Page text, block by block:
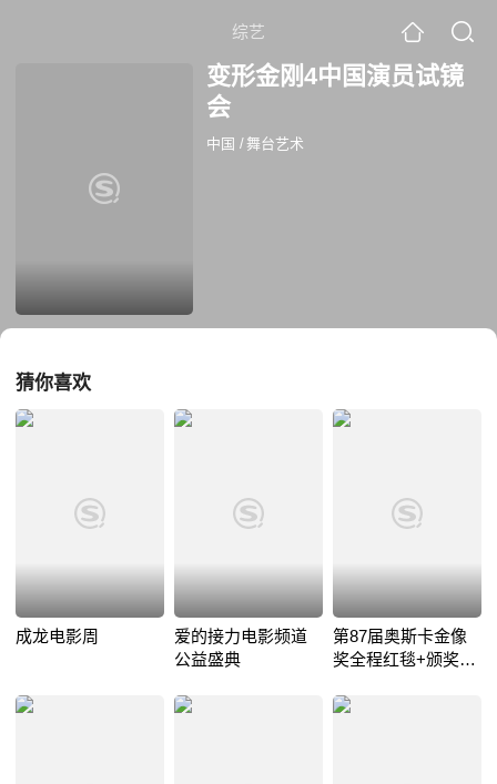
综艺
变形金刚4中国演员试镜
会
中国 / 舞台艺术
猜你喜欢
成龙电影周
爱的接力电影频道
公益盛典
第87届奥斯卡金像
奖全程红毯+颁奖典